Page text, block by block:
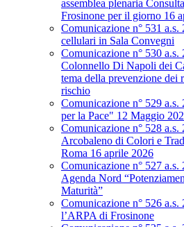
assemblea plenaria
Frosinone per il giorno 16
Comunicazione n° 531
cellulari in Sala Convegni
Comunicazione n° 530
Colonnello Di Napoli dei
tema della prevenzione dei
rischio
Comunicazione n° 529
per la Pace" 12 Maggio
Comunicazione n° 528 a.s.
Arcobaleno di Colori e
Roma 16 aprile 2026
Comunicazione n° 527
Agenda Nord
Maturità”
Comunicazione n° 526
l’ARPA di Frosinone